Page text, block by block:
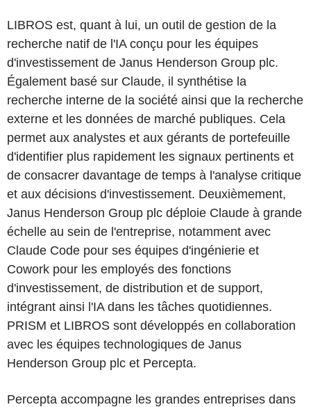
LIBROS est, quant à lui, un outil de gestion de la
recherche natif de l'IA conçu pour les équipes
d'investissement de Janus Henderson Group plc.
Également basé sur Claude, il synthétise la
recherche interne de la société ainsi que la recherche
externe et les données de marché publiques. Cela
permet aux analystes et aux gérants de portefeuille
d'identifier plus rapidement les signaux pertinents et
de consacrer davantage de temps à l'analyse critique
et aux décisions d'investissement. Deuxièmement,
Janus Henderson Group plc déploie Claude à grande
échelle au sein de l'entreprise, notamment avec
Claude Code pour ses équipes d'ingénierie et
Cowork pour les employés des fonctions
d'investissement, de distribution et de support,
intégrant ainsi l'IA dans les tâches quotidiennes.
PRISM et LIBROS sont développés en collaboration
avec les équipes technologiques de Janus
Henderson Group plc et Percepta.
Percepta accompagne les grandes entreprises dans